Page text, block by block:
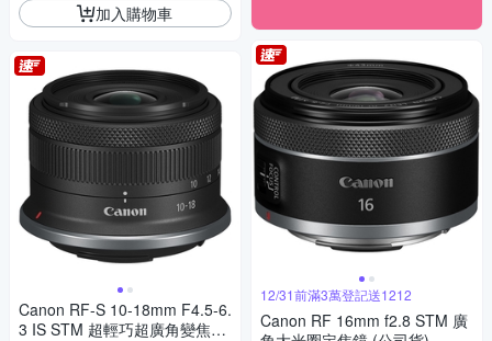
加入購物車
Canon RF-S 10-18mm F4.5-6.
3 IS STM 超輕巧超廣角變焦鏡
12/31前滿3萬登記送1212
Canon RF 16mm f2.8 STM 廣